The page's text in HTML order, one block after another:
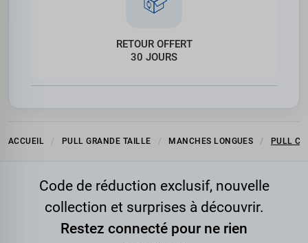
RETOUR OFFERT
30 JOURS
ACCUEIL PULL GRANDE TAILLE MANCHES LONGUES PULL
Code de réduction exclusif, nouvelle
collection et surprises à découvrir.
Restez connecté pour ne rien